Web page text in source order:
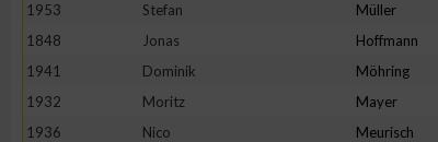
1953
Stefan Müller
1848
Jonas Hoffmann
1941
Dominik Möhring
1932
Moritz Mayer
1936
Nico Meurisch
Nicht-IAB-Verarbeitungszwecke:
Performance